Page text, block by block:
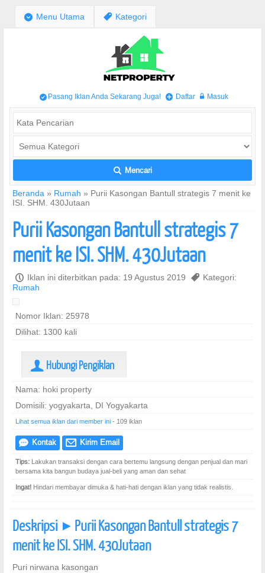
; Menu Utama , Kategori
/ Pasang Iklan Anda Sekarang Juga! + Daftar w Masuk
L Mencari
Beranda » Rumah » Purii Kasongan Bantull strategis 7 menit ke
ISI. SHM. 430Jutaan
Purii Kasongan Bantull strategis 7
menit ke ISI. SHM. 430Jutaan
P Iklan ini diterbitkan pada: 19 Agustus 2019 , Kategori:
Rumah
Nomor Iklan: 25978
Dilihat: 1300 kali
U Hubungi Pengiklan
Nama: hoki property
Domisili: yogyakarta, DI Yogyakarta
Lihat semua iklan dari member ini - 109 iklan
e Kontak @ Kirim Email
Tips: Lakukan transaksi dengan cara bertemu langsung dengan penjual dan mari
bersama kita bangun budaya jual-beli yang aman dan sehat
Ingat! Hindari membayar dimuka & hati-hati dengan iklan yang tidak realistis.
Deskripsi ] Purii Kasongan Bantull strategis 7
menit ke ISI. SHM. 430Jutaan
Puri nirwana kasongan